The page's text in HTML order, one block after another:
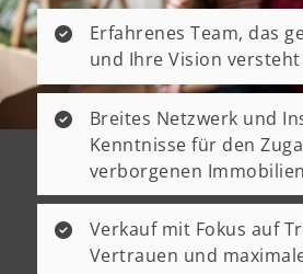
Erfahrenes Team, das
und Ihre Vision versteht
Breites Netzwerk und
Kenntnisse für den
verborgenen Immobilien
Verkauf mit Fokus auf
Vertrauen und